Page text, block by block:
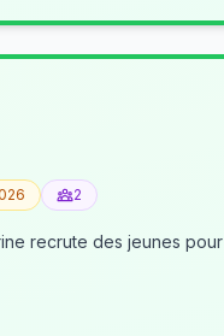
2
d’agent de